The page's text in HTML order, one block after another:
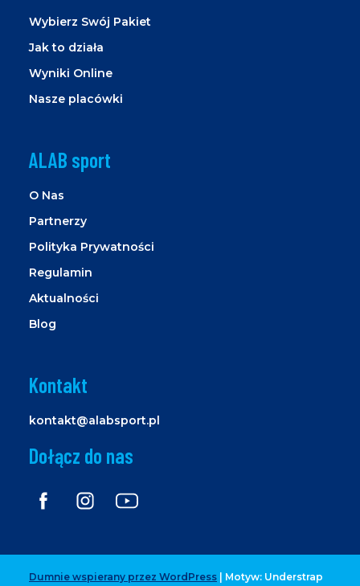
Wybierz Swój Pakiet
Jak to działa
Wyniki Online
Nasze placówki
ALAB sport
O Nas
Partnerzy
Polityka Prywatności
Regulamin
Aktualności
Blog
Kontakt
kontakt@alabsport.pl
Dołącz do nas
Dumnie wspierany przez WordPress
Motyw: Understrap